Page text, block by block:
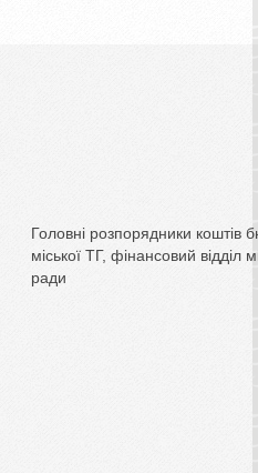
Головні розпорядники коштів
міської ТГ, фінансовий відділ
ради